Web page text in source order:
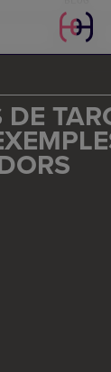
CONTACTE